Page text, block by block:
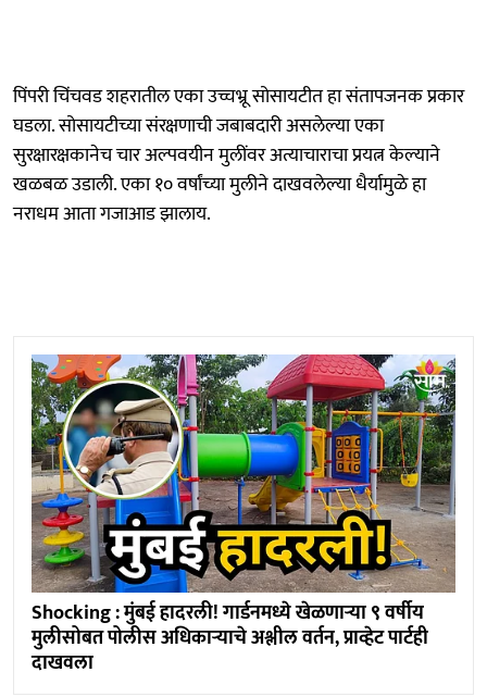
पिंपरी चिंचवड शहरातील एका उच्चभ्रू सोसायटीत हा संतापजनक प्रकार
घडला. सोसायटीच्या संरक्षणाची जबाबदारी असलेल्या एका
सुरक्षारक्षकानेच चार अल्पवयीन मुलींवर अत्याचाराचा प्रयत्न केल्याने
खळबळ उडाली. एका १० वर्षांच्या मुलीने दाखवलेल्या धैर्यामुळे हा
नराधम आता गजाआड झालाय.
Shocking : मुंबई हादरली! गार्डनमध्ये खेळणाऱ्या ९ वर्षीय
मुलीसोबत पोलीस अधिकाऱ्याचे अश्लील वर्तन, प्राव्हेट पार्टही
दाखवला